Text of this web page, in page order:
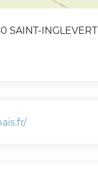
SAINT-INGLEVERT